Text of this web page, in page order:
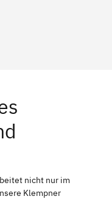
nicht nur im
Klempner